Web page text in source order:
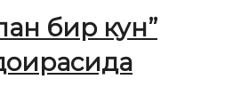
бир кун”